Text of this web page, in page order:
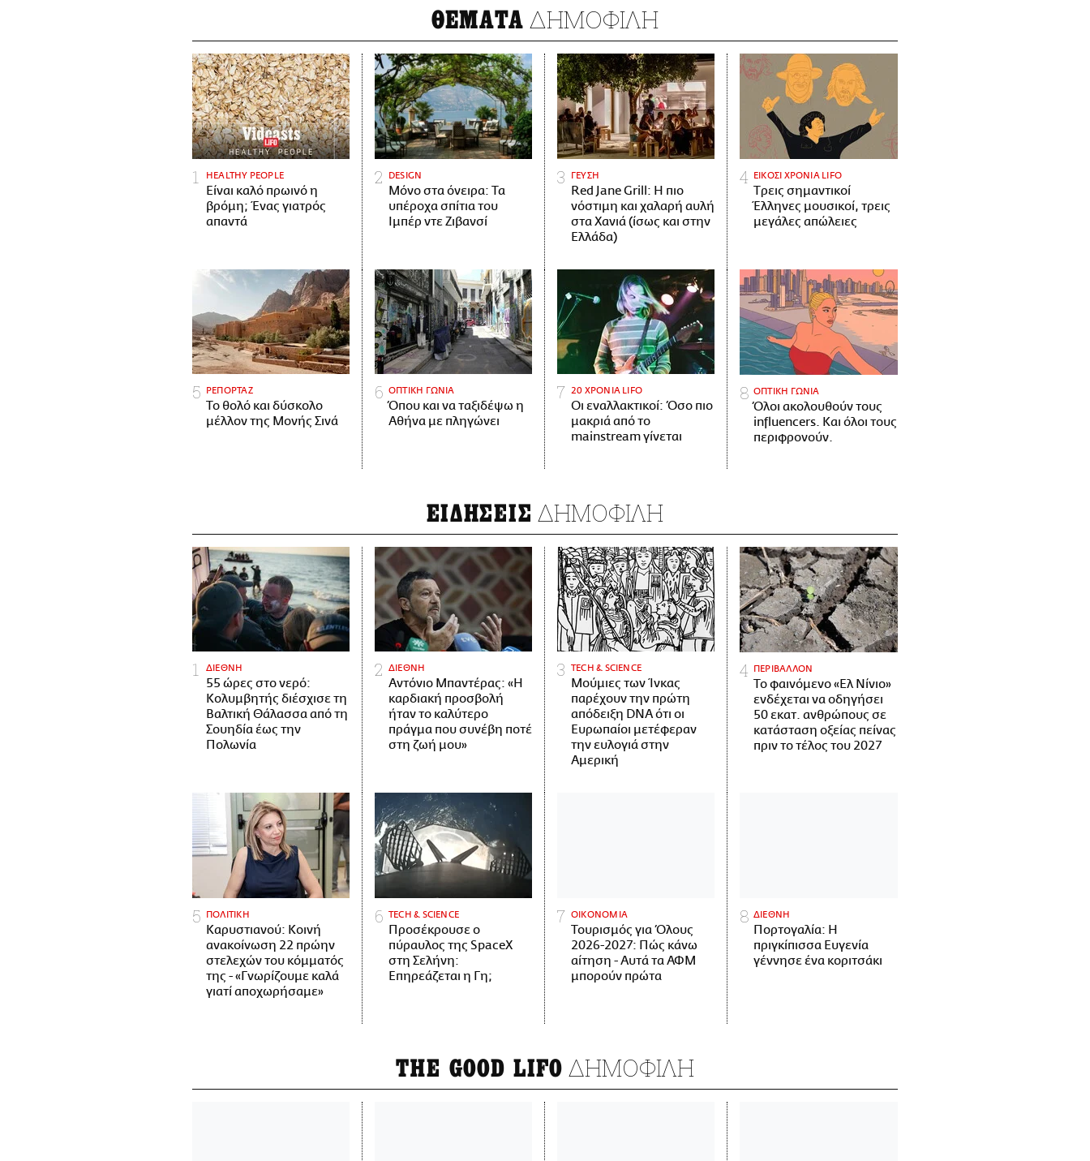
ΘΕΜΑΤΑ ΔΗΜΟΦΙΛΗ
HEALTHY PEOPLE
Είναι καλό πρωινό η
βρόμη; Ένας γιατρός
απαντά
DESIGN
Μόνο στα όνειρα: Τα
υπέροχα σπίτια του
Ιμπέρ ντε Ζιβανσί
ΓΕΥΣΗ
Red Jane Grill: Η πιο
νόστιμη και χαλαρή αυλή
στα Χανιά (ίσως και στην
Ελλάδα)
ΕΙΚΟΣΙ ΧΡΟΝΙΑ LIFO
Tρεις σημαντικοί
Έλληνες μουσικοί, τρεις
μεγάλες απώλειες
ΡΕΠΟΡΤΑΖ
Το θολό και δύσκολο
μέλλον της Μονής Σινά
ΟΠΤΙΚΗ ΓΩΝΙΑ
Όπου και να ταξιδέψω η
Αθήνα με πληγώνει
20 ΧΡΟΝΙΑ LIFO
Οι εναλλακτικοί: Όσο πιο
μακριά από το
mainstream γίνεται
ΟΠΤΙΚΗ ΓΩΝΙΑ
Όλοι ακολουθούν τους
influencers. Και όλοι τους
περιφρονούν.
ΕΙΔΗΣΕΙΣ ΔΗΜΟΦΙΛΗ
ΔΙΕΘΝΗ
55 ώρες στο νερό:
Κολυμβητής διέσχισε τη
Βαλτική Θάλασσα από τη
Σουηδία έως την
Πολωνία
ΔΙΕΘΝΗ
Αντόνιο Μπαντέρας: «Η
καρδιακή προσβολή
ήταν το καλύτερο
πράγμα που συνέβη ποτέ
στη ζωή μου»
ΤECH & SCIENCE
Μούμιες των Ίνκας
παρέχουν την πρώτη
απόδειξη DNA ότι οι
Ευρωπαίοι μετέφεραν
την ευλογιά στην
Αμερική
ΠΕΡΙΒΑΛΛΟΝ
Το φαινόμενο «Ελ Νίνιο»
ενδέχεται να οδηγήσει
50 εκατ. ανθρώπους σε
κατάσταση οξείας πείνας
πριν το τέλος του 2027
ΠΟΛΙΤΙΚΗ
Καρυστιανού: Κοινή
ανακοίνωση 22 πρώην
στελεχών του κόμματός
της - «Γνωρίζουμε καλά
γιατί αποχωρήσαμε»
ΤECH & SCIENCE
Προσέκρουσε ο
πύραυλος της SpaceX
στη Σελήνη:
Επηρεάζεται η Γη;
ΟΙΚΟΝΟΜΙΑ
Τουρισμός για Όλους
2026-2027: Πώς κάνω
αίτηση - Αυτά τα ΑΦΜ
μπορούν πρώτα
ΔΙΕΘΝΗ
Πορτογαλία: Η
πριγκίπισσα Ευγενία
γέννησε ένα κοριτσάκι
THE GOOD LIFO ΔΗΜΟΦΙΛΗ